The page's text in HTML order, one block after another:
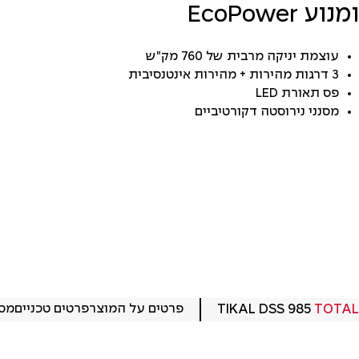
ומנוע EcoPower
עוצמת יניקה מרבית של 760 מק"ש
3 דרגות מהירות + מהירות אינטנסיבית
פס תאורת LED
מסנני נירוסטה דקורטיביים
TIKAL DSS 985 TOTAL פרטים על המוצרפרטים טכניים